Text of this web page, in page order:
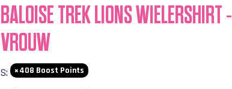
BALOISE TREK LIONS WIELERSHIRT -
VROUW
S: 408 Boost Points